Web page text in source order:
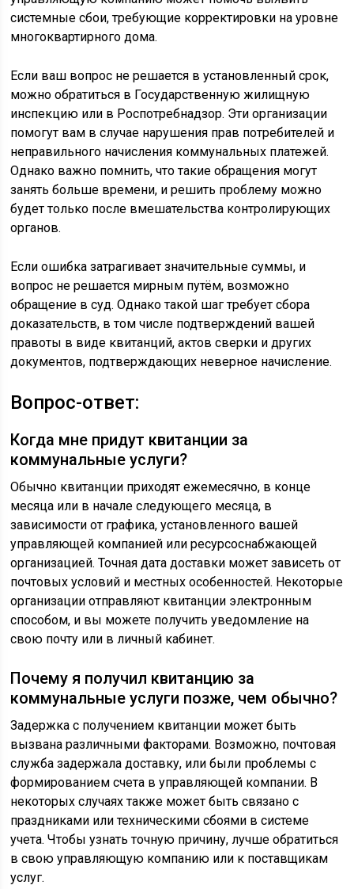
системные сбои, требующие корректировки на уровне
многоквартирного дома.
Если ваш вопрос не решается в установленный срок,
можно обратиться в Государственную жилищную
инспекцию или в Роспотребнадзор. Эти организации
помогут вам в случае нарушения прав потребителей и
неправильного начисления коммунальных платежей.
Однако важно помнить, что такие обращения могут
занять больше времени, и решить проблему можно
будет только после вмешательства контролирующих
органов.
Если ошибка затрагивает значительные суммы, и
вопрос не решается мирным путём, возможно
обращение в суд. Однако такой шаг требует сбора
доказательств, в том числе подтверждений вашей
правоты в виде квитанций, актов сверки и других
документов, подтверждающих неверное начисление.
Вопрос-ответ:
Когда мне придут квитанции за
коммунальные услуги?
Обычно квитанции приходят ежемесячно, в конце
месяца или в начале следующего месяца, в
зависимости от графика, установленного вашей
управляющей компанией или ресурсоснабжающей
организацией. Точная дата доставки может зависеть от
почтовых условий и местных особенностей. Некоторые
организации отправляют квитанции электронным
способом, и вы можете получить уведомление на
свою почту или в личный кабинет.
Почему я получил квитанцию за
коммунальные услуги позже, чем обычно?
Задержка с получением квитанции может быть
вызвана различными факторами. Возможно, почтовая
служба задержала доставку, или были проблемы с
формированием счета в управляющей компании. В
некоторых случаях также может быть связано с
праздниками или техническими сбоями в системе
учета. Чтобы узнать точную причину, лучше обратиться
в свою управляющую компанию или к поставщикам
услуг.